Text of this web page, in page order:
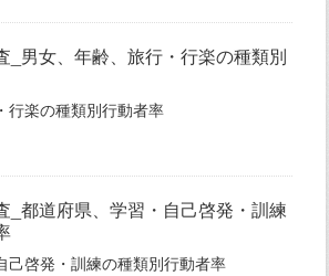
_男女、年齢、旅行・行楽の種類別
行楽の種類別行動者率
_都道府県、学習・自己啓発・訓練
己啓発・訓練の種類別行動者率